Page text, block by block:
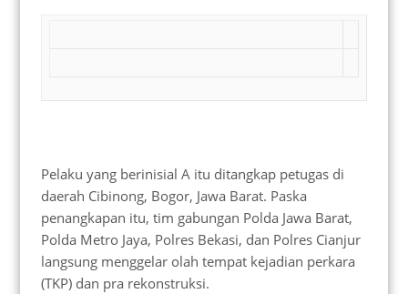
Pelaku yang berinisial A itu ditangkap petugas di
daerah Cibinong, Bogor, Jawa Barat. Paska
penangkapan itu, tim gabungan Polda Jawa Barat,
Polda Metro Jaya, Polres Bekasi, dan Polres Cianjur
langsung menggelar olah tempat kejadian perkara
(TKP) dan pra rekonstruksi.